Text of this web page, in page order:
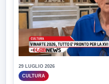
29 LUGLIO 2026
CULTURA